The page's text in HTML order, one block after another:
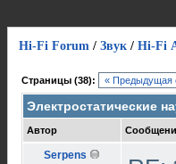
Hi-Fi Forum / Звук / Hi-Fi
Страницы (38): « Предыдущая
Электростатические
Автор
Serpens